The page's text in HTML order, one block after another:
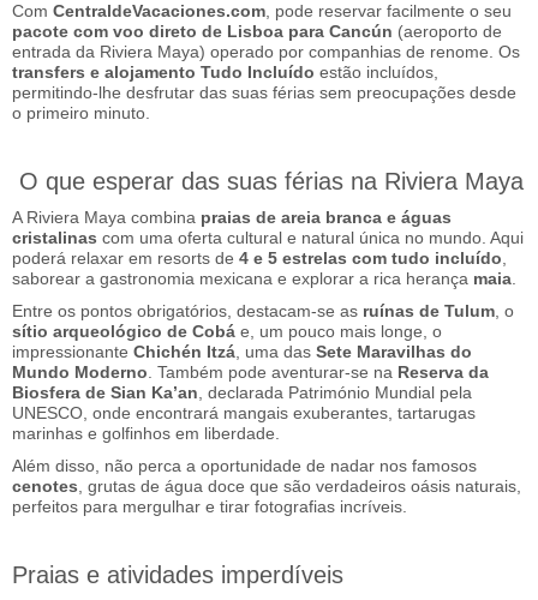
Com CentraldeVacaciones.com , pode reservar facilmente o seu
pacote com voo direto de Lisboa para Cancún (aeroporto de
entrada da Riviera Maya) operado por companhias de renome. Os
transfers e alojamento Tudo Incluído estão incluídos,
permitindo-lhe desfrutar das suas férias sem preocupações desde
o primeiro minuto.
O que esperar das suas férias na Riviera Maya
A Riviera Maya combina praias de areia branca e águas
cristalinas com uma oferta cultural e natural única no mundo. Aqui
poderá relaxar em resorts de 4 e 5 estrelas com tudo incluído
saborear a gastronomia mexicana e explorar a rica herança maia
Entre os pontos obrigatórios, destacam-se as ruínas de Tulum , o
sítio arqueológico de Cobá e, um pouco mais longe, o
impressionante Chichén Itzá , uma das Sete Maravilhas do
Mundo Moderno . Também pode aventurar-se na Reserva da
Biosfera de Sian Ka’an , declarada Património Mundial pela
UNESCO, onde encontrará mangais exuberantes, tartarugas
marinhas e golfinhos em liberdade.
Além disso, não perca a oportunidade de nadar nos famosos
cenotes , grutas de água doce que são verdadeiros oásis naturais,
perfeitos para mergulhar e tirar fotografias incríveis.
Praias e atividades imperdíveis